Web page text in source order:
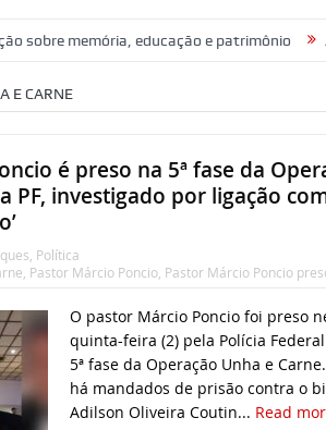
educação e patrimônio Adasfa e
E CARNE
é preso na 5ª fase da
PF, investigado por ligação
Política
Pastor Márcio Poncio, Pastor Márcio Poncio
O pastor Márcio Poncio foi preso
quinta-feira (2) pela Polícia Federal
5ª fase da Operação Unha e
há mandados de prisão contra o
Adilson Oliveira Coutin... Read